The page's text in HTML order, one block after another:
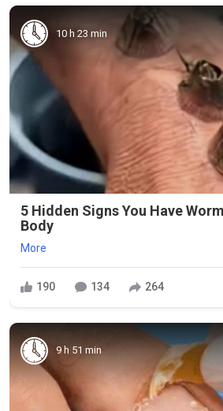
10 h 23 min
5 Hidden Signs You Have
Body
More
190 134 264
9 h 51 min